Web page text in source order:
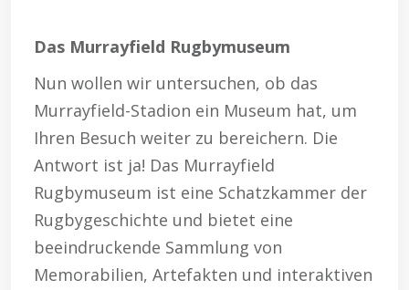
Das Murrayfield Rugbymuseum
Nun wollen wir untersuchen, ob das
Murrayfield-Stadion ein Museum hat, um
Ihren Besuch weiter zu bereichern. Die
Antwort ist ja! Das Murrayfield
Rugbymuseum ist eine Schatzkammer der
Rugbygeschichte und bietet eine
beeindruckende Sammlung von
Memorabilien, Artefakten und interaktiven